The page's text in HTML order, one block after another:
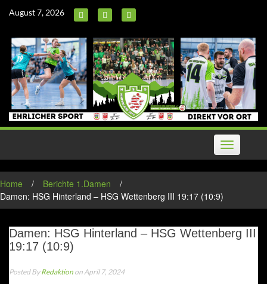
August 7, 2026
Toggle
navigation
Home / Berichte 1.Damen
/
Damen: HSG Hinterland – HSG Wettenberg III 19:17 (10:9)
Damen: HSG Hinterland – HSG Wettenberg III
19:17 (10:9)
Posted ByRedaktion on April 7, 2024